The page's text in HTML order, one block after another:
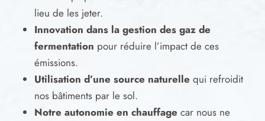
lieu de les jeter.
Innovation dans la gestion des gaz de
fermentation pour réduire l’impact de ces
émissions.
Utilisation d’une source naturelle qui refroidit
nos bâtiments par le sol.
Notre autonomie en chauffage car nous ne